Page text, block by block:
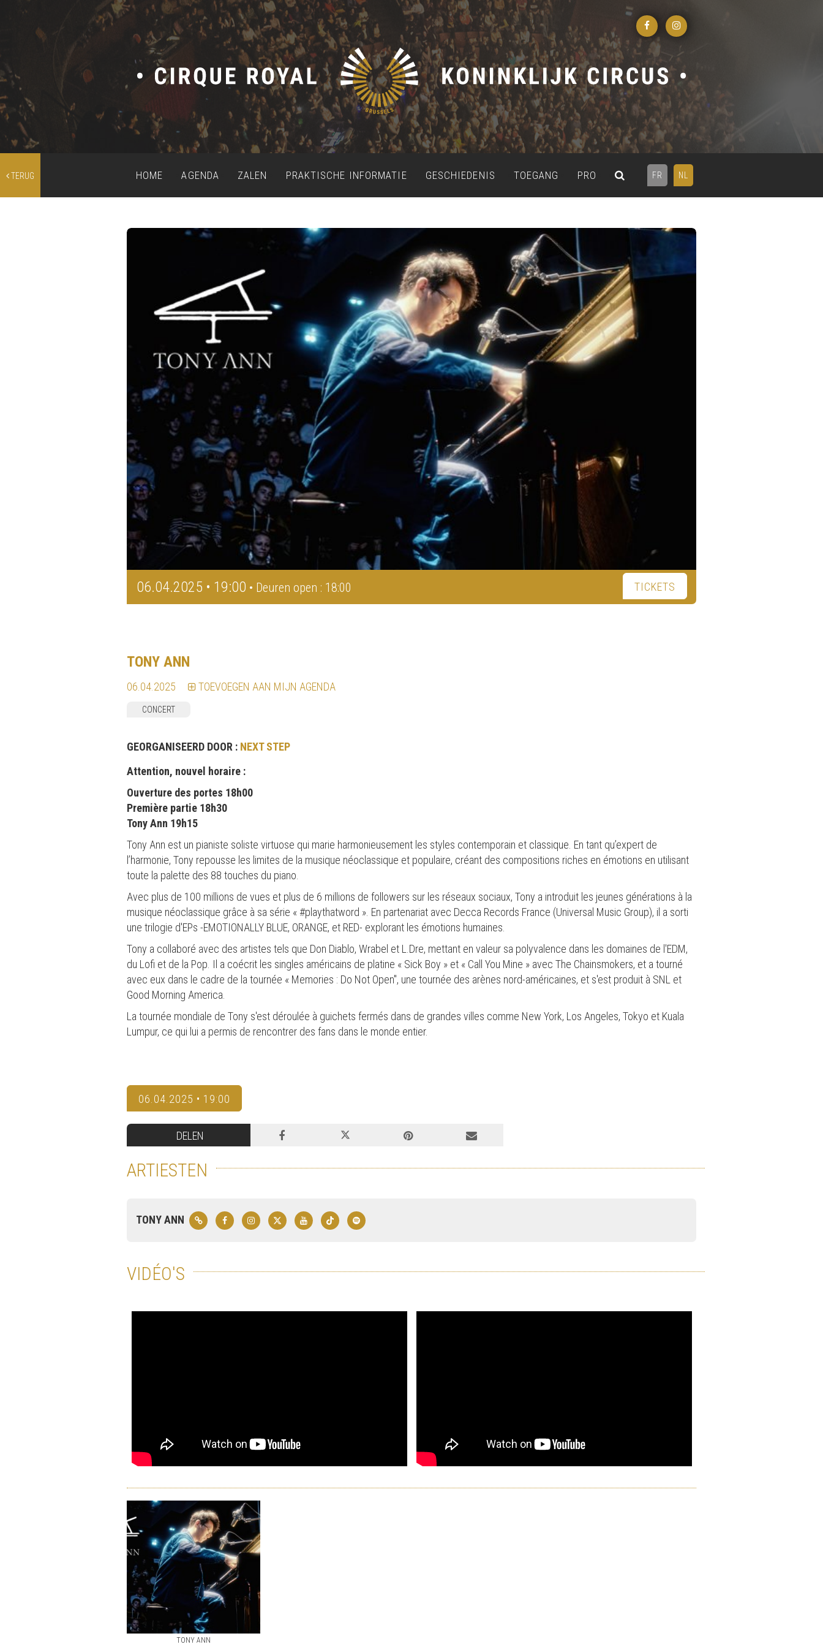
TERUG FR NL
HOME AGENDA ZALEN PRAKTISCHE INFORMATIE GESCHIEDENIS TOEGANG PRO
06.04.2025 • 19:00 • Deuren open : 18:00 TICKETS
TONY ANN
06.04.2025 TOEVOEGEN AAN MIJN AGENDA
CONCERT
GEORGANISEERD DOOR : NEXT STEP
Attention, nouvel horaire :
Ouverture des portes 18h00
Première partie 18h30
Tony Ann 19h15
Tony Ann est un pianiste soliste virtuose qui marie harmonieusement les styles contemporain et classique. En tant qu’expert de
l’harmonie, Tony repousse les limites de la musique néoclassique et populaire, créant des compositions riches en émotions en utilisant
toute la palette des 88 touches du piano.
Avec plus de 100 millions de vues et plus de 6 millions de followers sur les réseaux sociaux, Tony a introduit les jeunes générations à la
musique néoclassique grâce à sa série « #playthatword ». En partenariat avec Decca Records France (Universal Music Group), il a sorti
une trilogie d'EPs -EMOTIONALLY BLUE, ORANGE, et RED- explorant les émotions humaines.
Tony a collaboré avec des artistes tels que Don Diablo, Wrabel et L.Dre, mettant en valeur sa polyvalence dans les domaines de l'EDM,
du Lofi et de la Pop. Il a coécrit les singles américains de platine « Sick Boy » et « Call You Mine » avec The Chainsmokers, et a tourné
avec eux dans le cadre de la tournée « Memories : Do Not Open", une tournée des arènes nord-américaines, et s'est produit à SNL et
Good Morning America.
La tournée mondiale de Tony s'est déroulée à guichets fermés dans de grandes villes comme New York, Los Angeles, Tokyo et Kuala
Lumpur, ce qui lui a permis de rencontrer des fans dans le monde entier.
06.04.2025 • 19:00
DELEN
ARTIESTEN
TONY ANN
VIDÉO'S
TONY ANN